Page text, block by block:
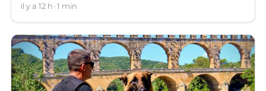
il y a 12 h 1 min